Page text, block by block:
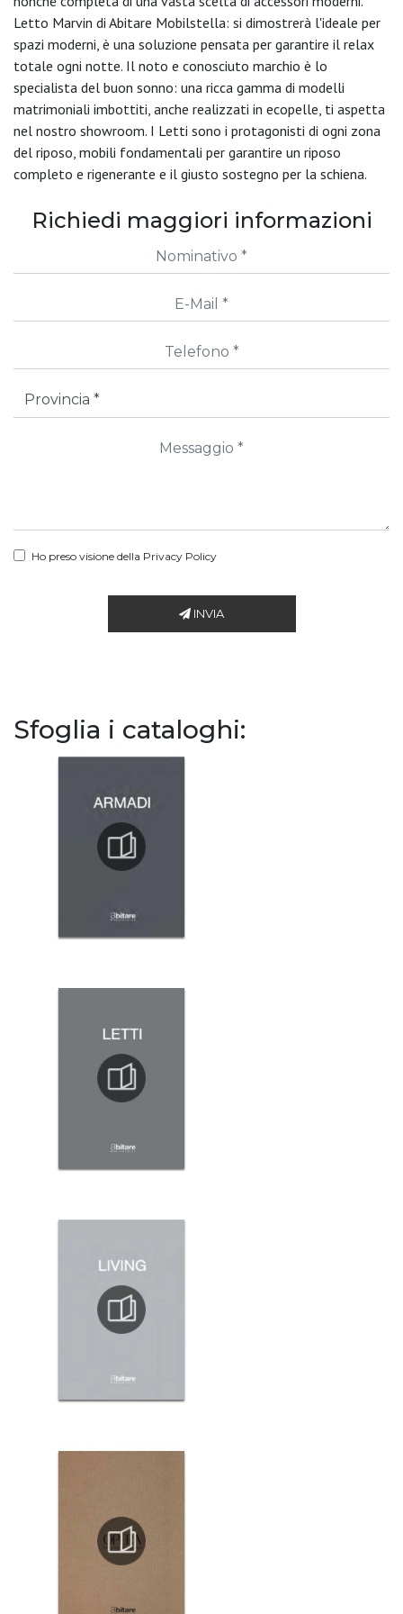
Letto Marvin di Abitare Mobilstella: si dimostrerà l'ideale per
spazi moderni, è una soluzione pensata per garantire il relax
totale ogni notte. Il noto e conosciuto marchio è lo
specialista del buon sonno: una ricca gamma di modelli
matrimoniali imbottiti, anche realizzati in ecopelle, ti aspetta
nel nostro showroom. I Letti sono i protagonisti di ogni zona
del riposo, mobili fondamentali per garantire un riposo
completo e rigenerante e il giusto sostegno per la schiena.
Richiedi maggiori informazioni
Ho preso visione della Privacy Policy
INVIA
Sfoglia i cataloghi: